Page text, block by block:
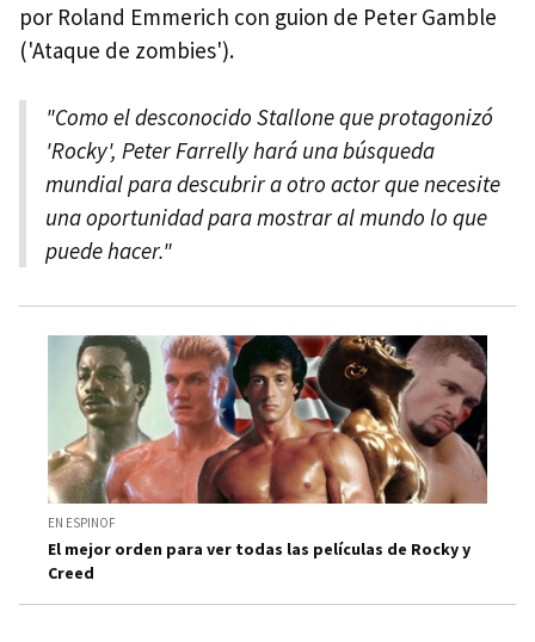
por Roland Emmerich con guion de Peter Gamble
('Ataque de zombies').
"Como el desconocido Stallone que protagonizó
'Rocky', Peter Farrelly hará una búsqueda
mundial para descubrir a otro actor que necesite
una oportunidad para mostrar al mundo lo que
puede hacer."
EN ESPINOF
El mejor orden para ver todas las películas de Rocky y
Creed